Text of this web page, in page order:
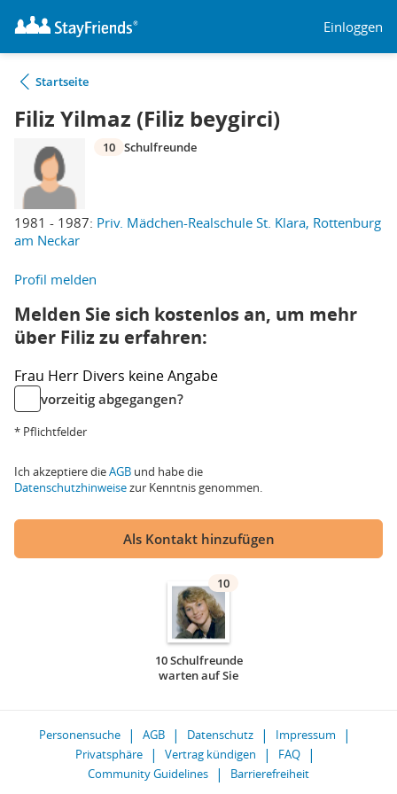
Einloggen
Startseite
Filiz Yilmaz (Filiz beygirci)
1981 - 1987: Priv. Mädchen-Realschule St. Klara, Rottenburg
am Neckar
10 Schulfreunde
Profil melden
Melden Sie sich kostenlos an, um mehr
über Filiz zu erfahren:
Frau Herr Divers keine Angabe
vorzeitig abgegangen?
* Pflichtfelder
Ich akzeptiere dieAGB und habe die
Datenschutzhinweisezur Kenntnis genommen.
Als Kontakt hinzufügen
10
10 Schulfreunde
warten auf Sie
Personensuche AGB Datenschutz
Impressum
Privatsphäre
Vertrag kündigen
FAQ
Community Guidelines
Barrierefreiheit